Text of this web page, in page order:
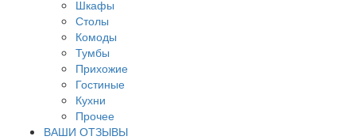
Шкафы
Столы
Комоды
Тумбы
Прихожие
Гостиные
Кухни
Прочее
ВАШИ ОТЗЫВЫ